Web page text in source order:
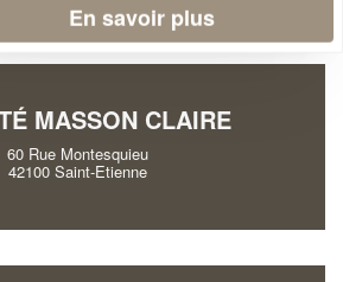
MASSON CLAIRE
60 Rue Montesquieu
42100 Saint-Etienne
En savoir plus